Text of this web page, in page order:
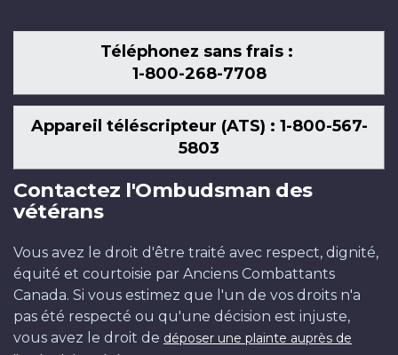
Téléphonez sans frais :
1-800-268-7708
Appareil téléscripteur (ATS) : 1-800-567-
5803
Contactez l'Ombudsman des
vétérans
Vous avez le droit d'être traité avec respect, dignité,
équité et courtoisie par Anciens Combattants
Canada. Si vous estimez que l'un de vos droits n'a
pas été respecté ou qu'une décision est injuste,
vous avez le droit de déposer une plainte auprès de